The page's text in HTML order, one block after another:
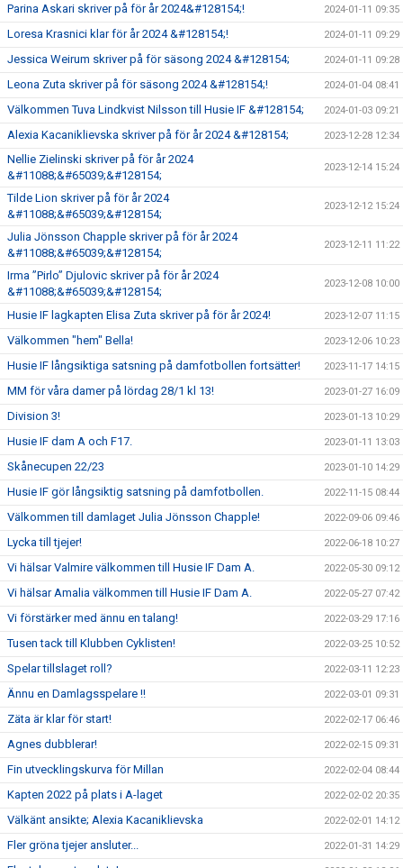
Parina Askari skriver på för år 2024&#128154;! 2024-01-11 09:35
Loresa Krasnici klar för år 2024 &#128154;! 2024-01-11 09:29
Jessica Weirum skriver på för säsong 2024 &#128154; 2024-01-11 09:28
Leona Zuta skriver på för säsong 2024 &#128154;! 2024-01-04 08:41
Välkommen Tuva Lindkvist Nilsson till Husie IF &#128154; 2024-01-03 09:21
Alexia Kacaniklievska skriver på för år 2024 &#128154; 2023-12-28 12:34
Nellie Zielinski skriver på för år 2024
&#11088;&#65039;&#128154;
2023-12-14 15:24
Tilde Lion skriver på för år 2024
&#11088;&#65039;&#128154;
2023-12-12 15:24
Julia Jönsson Chapple skriver på för år 2024
&#11088;&#65039;&#128154;
2023-12-11 11:22
Irma ”Pirlo” Djulovic skriver på för år 2024
&#11088;&#65039;&#128154;
2023-12-08 10:00
Husie IF lagkapten Elisa Zuta skriver på för år 2024! 2023-12-07 11:15
Välkommen "hem" Bella! 2023-12-06 10:23
Husie IF långsiktiga satsning på damfotbollen fortsätter! 2023-11-17 14:15
MM för våra damer på lördag 28/1 kl 13! 2023-01-27 16:09
Division 3! 2023-01-13 10:29
Husie IF dam A och F17. 2023-01-11 13:03
Skånecupen 22/23 2023-01-10 14:29
Husie IF gör långsiktig satsning på damfotbollen. 2022-11-15 08:44
Välkommen till damlaget Julia Jönsson Chapple! 2022-09-06 09:46
Lycka till tjejer! 2022-06-18 10:27
Vi hälsar Valmire välkommen till Husie IF Dam A. 2022-05-30 09:12
Vi hälsar Amalia välkommen till Husie IF Dam A. 2022-05-27 07:42
Vi förstärker med ännu en talang! 2022-03-29 17:16
Tusen tack till Klubben Cyklisten! 2022-03-25 10:52
Spelar tillslaget roll? 2022-03-11 12:23
Ännu en Damlagsspelare !! 2022-03-01 09:31
Zäta är klar för start! 2022-02-17 06:46
Agnes dubblerar! 2022-02-15 09:31
Fin utvecklingskurva för Millan 2022-02-04 08:44
Kapten 2022 på plats i A-laget 2022-02-02 20:35
Välkänt ansikte; Alexia Kacaniklievska 2022-02-01 14:12
Fler gröna tjejer ansluter... 2022-01-31 14:29